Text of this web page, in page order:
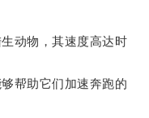
动物，其速度高达时
帮助它们加速奔跑的